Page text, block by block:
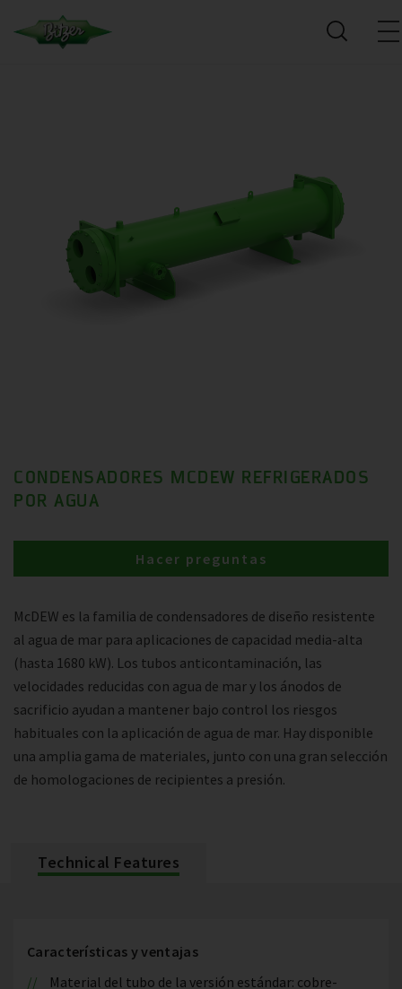
CONDENSADORES MCDEW REFRIGERADOS
POR AGUA
McDEW es la familia de condensadores de diseño resistente
al agua de mar para aplicaciones de capacidad media-alta
(hasta 1680 kW). Los tubos anticontaminación, las
velocidades reducidas con agua de mar y los ánodos de
sacrificio ayudan a mantener bajo control los riesgos
habituales con la aplicación de agua de mar. Hay disponible
una amplia gama de materiales, junto con una gran selección
de homologaciones de recipientes a presión.
Hacer preguntas
Technical Features
Características y ventajas
Material del tubo de la versión estándar: cobre-